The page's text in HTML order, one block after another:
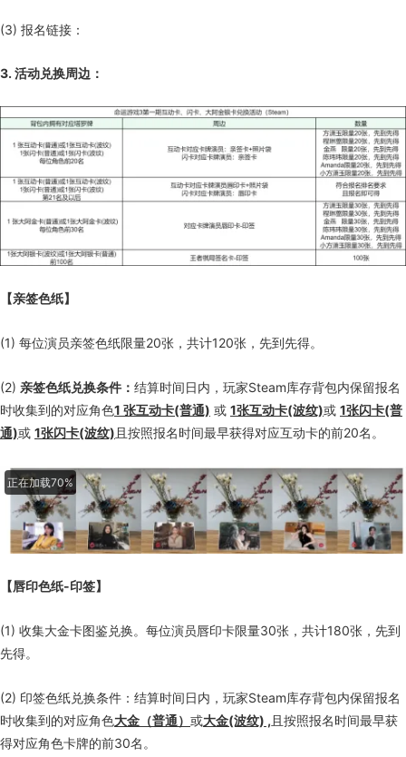
(3) 报名链接：
3. 活动兑换周边：
【亲签色纸】
(1) 每位演员亲签色纸限量20张，共计120张，先到先得。
(2) 亲签色纸兑换条件： 结算时间日内，玩家Steam库存背包内保留报名
时收集到的对应角色1 张互动卡(普通) 或 1张互动卡(波纹)或 1张闪卡(普
通)或 1张闪卡(波纹) 且按照报名时间最早获得对应互动卡的前20名。
【唇印色纸-印签】
(1) 收集大金卡图鉴兑换。每位演员唇印卡限量30张，共计180张，先到
先得。
(2) 印签色纸兑换条件：结算时间日内，玩家Steam库存背包内保留报名
时收集到的对应角色大金（普通） 或大金(波纹) , 且按照报名时间最早获
得对应角色卡牌的前30名。